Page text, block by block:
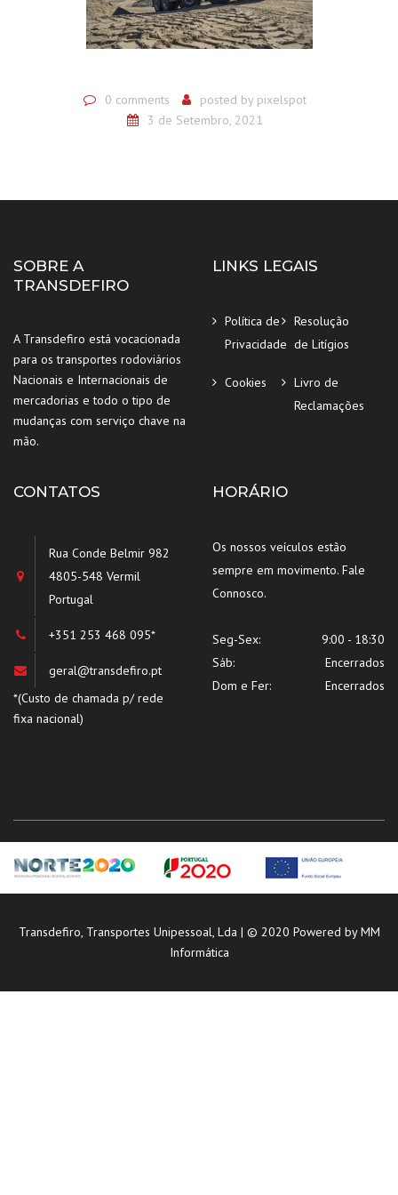
0 comments posted by pixelspot
3 de Setembro, 2021
SOBRE A
TRANSDEFIRO
A Transdefiro está vocacionada
para os transportes rodoviários
Nacionais e Internacionais de
mercadorias e todo o tipo de
mudanças com serviço chave na
mão.
LINKS LEGAIS
Política de
Privacidade
Resolução
de Litígios
Cookies
Livro de
Reclamações
CONTATOS
Rua Conde Belmir 982
4805-548 Vermil
Portugal
+351 253 468 095*
geral@transdefiro.pt
*(Custo de chamada p/ rede
fixa nacional)
HORÁRIO
Os nossos veículos estão
sempre em movimento. Fale
Connosco.
Seg-Sex:
9:00 - 18:30
Sáb:
Encerrados
Dom e Fer:
Encerrados
Transdefiro, Transportes Unipessoal, Lda | © 2020 Powered byMM
Informática